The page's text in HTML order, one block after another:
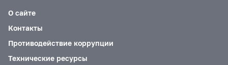
О сайте
Контакты
Противодействие коррупции
Технические ресурсы